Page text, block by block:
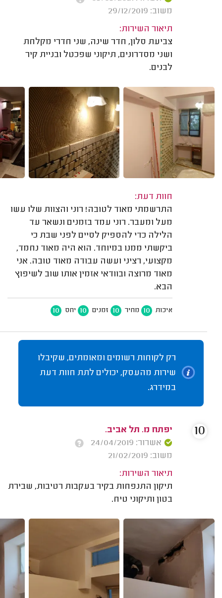
משוב: 29/12/2019
תיאור השירות:
צביעת סלון, חדר שינה, שני חדרי מקלחת
ושני מסדרונים, תיקוני שפכטל ובניית קיר
לבנים.
חוות דעת:
התרשמתי מאוד לטובה! רוני והצוות שלו עשו
מעל ומעבר. רוני עמד בזמנים ונשאר עד
הלילה כדי להספיק לסיים לפני שבת כי
ביקשתי ממנו במיוחד. הוא היה מאוד נחמד,
מקצועי, רציני ועשה עבודה מאוד טובה. אני
מאוד מרוצה ובוודאי אזמין אותו שוב לשיפוץ
הבא.
איכות 10 מחיר 10 זמנים 10 יחס 10
רק לקוחות רשומים ומאומתים, שקיבלו
שירות מהעסק, יכולים לתת חוות דעת
במידרג.
יפתח מ. תל אביב.
אשרור: 24/04/2019
משוב: 21/02/2019
תיאור השירות:
תיקון התנפחות בקיר בעקבות רטיבות, שבירת
בטון ותיקוני טיח.
10